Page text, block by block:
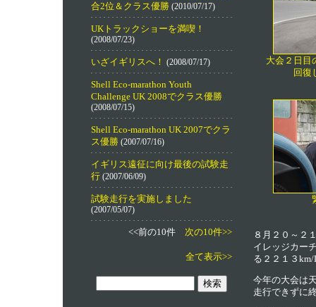
合2位＆クラス優勝(2010/07/17)
UKトラックショーを満喫！
(2008/07/23)
いざイギリスへ！ (2008/07/17)
Shell Eco-marathon Youth
Challenge UK 2008でクラス優勝
(2008/07/15)
Shell Eco-marathon UK 2007でクラ
ス優勝(2007/07/16)
イギリス遠征に向け最後の試験走
行(2007/06/09)
試験走行を実施しました
(2007/05/07)
<<前の10件 次の10件>>
全て表示>>
大会２日目
回復
８月２０～２
イレッジカー
る２２１３
今年の大会は
走行できずに